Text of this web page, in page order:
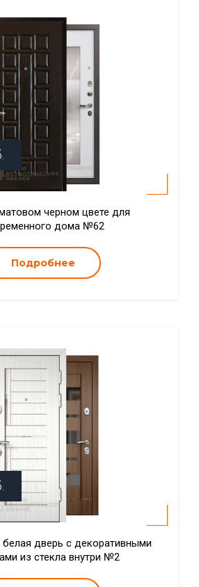
черном цвете для
дома №62
Подробнее
дверь с декоративными
из стекла внутри №2